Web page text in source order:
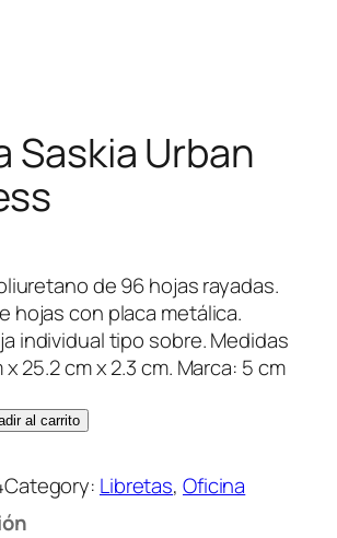
Saskia Urban
de 96 hojas rayadas.
hojas con placa metálica.
individual tipo sobre. Medidas
x 25.2 cm x 2.3 cm. Marca: 5 cm
al carrito
Category: Libretas, Oficina